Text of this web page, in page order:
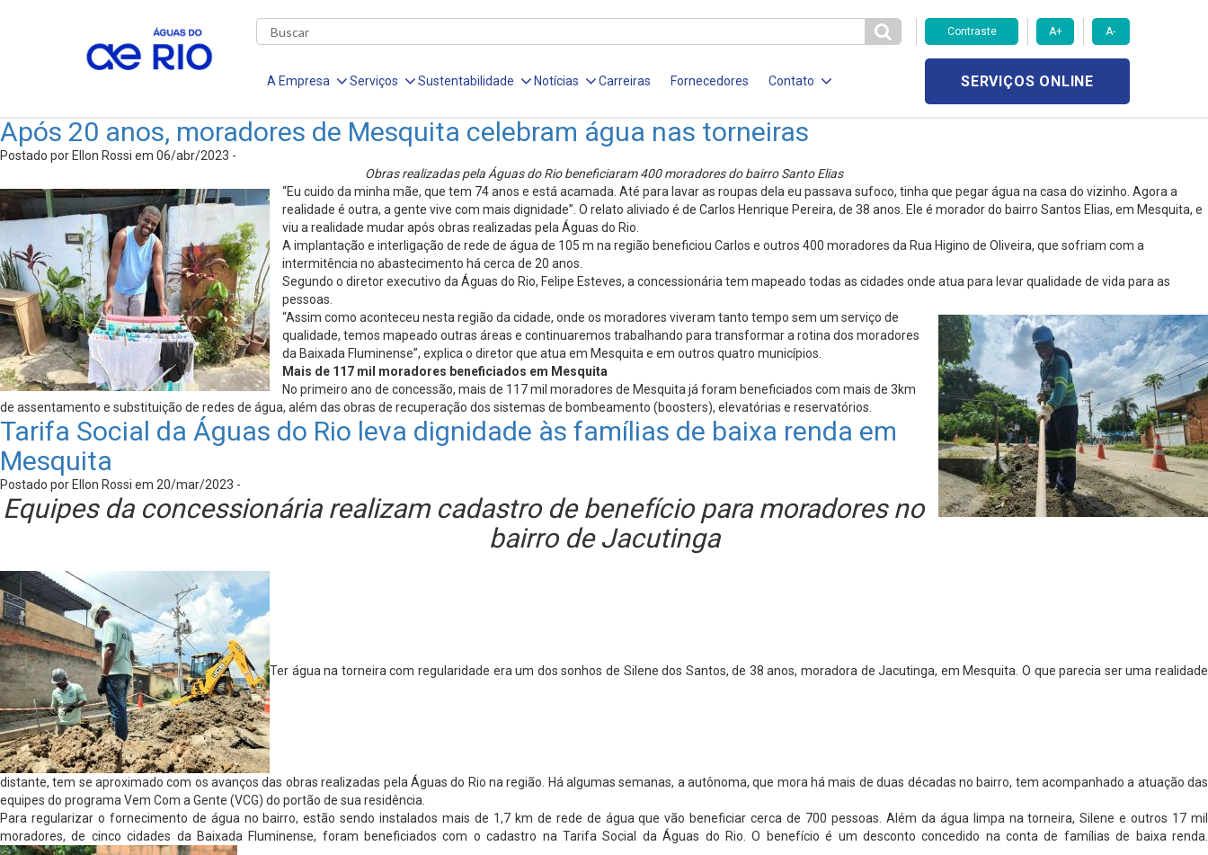
Contraste A+ A-
A Empresa Serviços Sustentabilidade Notícias Carreiras Fornecedores Contato SERVIÇOS ONLINE
Após 20 anos, moradores de Mesquita celebram água nas torneiras
Postado por Ellon Rossi em 06/abr/2023 -
Obras realizadas pela Águas do Rio beneficiaram 400 moradores do bairro Santo Elias
“Eu cuido da minha mãe, que tem 74 anos e está acamada. Até para lavar as roupas dela eu passava sufoco, tinha que pegar água na casa do vizinho. Agora a
realidade é outra, a gente vive com mais dignidade”. O relato aliviado é de Carlos Henrique Pereira, de 38 anos. Ele é morador do bairro Santos Elias, em Mesquita, e
viu a realidade mudar após obras realizadas pela Águas do Rio.
A implantação e interligação de rede de água de 105 m na região beneficiou Carlos e outros 400 moradores da Rua Higino de Oliveira, que sofriam com a
intermitência no abastecimento há cerca de 20 anos.
Segundo o diretor executivo da Águas do Rio, Felipe Esteves, a concessionária tem mapeado todas as cidades onde atua para levar qualidade de vida para as
pessoas.
“Assim como aconteceu nesta região da cidade, onde os moradores viveram tanto tempo sem um serviço de
qualidade, temos mapeado outras áreas e continuaremos trabalhando para transformar a rotina dos moradores
da Baixada Fluminense”, explica o diretor que atua em Mesquita e em outros quatro municípios.
Mais de 117 mil moradores beneficiados em Mesquita
No primeiro ano de concessão, mais de 117 mil moradores de Mesquita já foram beneficiados com mais de 3km
de assentamento e substituição de redes de água, além das obras de recuperação dos sistemas de bombeamento (boosters), elevatórias e reservatórios.
Tarifa Social da Águas do Rio leva dignidade às famílias de baixa renda em
Mesquita
Postado por Ellon Rossi em 20/mar/2023 -
Equipes da concessionária realizam cadastro de benefício para moradores no
bairro de Jacutinga
Ter água na torneira com regularidade era um dos sonhos de Silene dos Santos, de 38 anos, moradora de Jacutinga, em Mesquita. O que parecia ser uma realidade
distante, tem se aproximado com os avanços das obras realizadas pela Águas do Rio na região. Há algumas semanas, a autônoma, que mora há mais de duas décadas no bairro, tem acompanhado a atuação das
equipes do programa Vem Com a Gente (VCG) do portão de sua residência.
Para regularizar o fornecimento de água no bairro, estão sendo instalados mais de 1,7 km de rede de água que vão beneficiar cerca de 700 pessoas. Além da água limpa na torneira, Silene e outros 17 mil
moradores, de cinco cidades da Baixada Fluminense, foram beneficiados com o cadastro na Tarifa Social da Águas do Rio. O benefício é um desconto concedido na conta de famílias de baixa renda.